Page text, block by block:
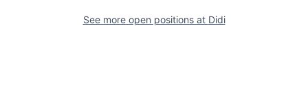
See more open positions at Didi